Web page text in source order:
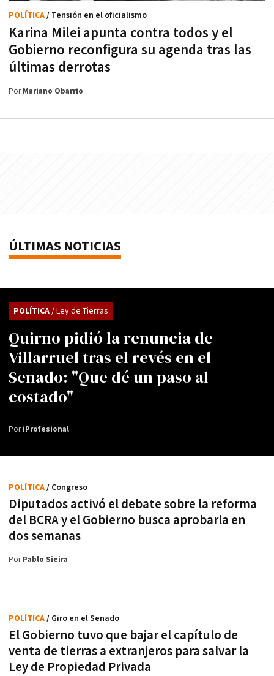
Karina Milei apunta contra todos y el
Gobierno reconfigura su agenda tras las
últimas derrotas
POLÍTICA/ Tensión en el oficialismo
PorMariano Obarrio
ÚLTIMAS NOTICIAS
Quirno pidió la renuncia de
Villarruel tras el revés en el
Senado: "Que dé un paso al
costado"
POLÍTICA/ Ley de Tierras
PoriProfesional
Diputados activó el debate sobre la reforma
del BCRA y el Gobierno busca aprobarla en
dos semanas
POLÍTICA/ Congreso
PorPablo Sieira
El Gobierno tuvo que bajar el capítulo de
venta de tierras a extranjeros para salvar la
Ley de Propiedad Privada
POLÍTICA/ Giro en el Senado